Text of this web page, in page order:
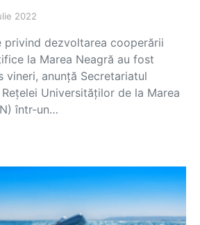
2022
privind dezvoltarea cooperării
la Marea Neagră au fost
vineri, anunță Secretariatul
Universităților de la Marea
într-un…